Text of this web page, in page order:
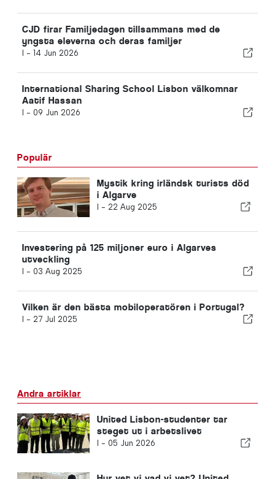
CJD firar Familjedagen tillsammans med de
yngsta eleverna och deras familjer
I - 14 Jun 2026
International Sharing School Lisbon välkomnar
Aatif Hassan
I - 09 Jun 2026
Populär
Mystik kring irländsk turists död
i Algarve
I - 22 Aug 2025
Investering på 125 miljoner euro i Algarves
utveckling
I - 03 Aug 2025
Vilken är den bästa mobiloperatören i Portugal?
I - 27 Jul 2025
Andra artiklar
United Lisbon-studenter tar
steget ut i arbetslivet
I - 05 Jun 2026